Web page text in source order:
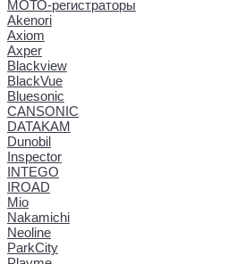
МОТО-регистраторы
Akenori
Axiom
Axper
Blackview
BlackVue
Bluesonic
CANSONIC
DATAKAM
Dunobil
Inspector
INTEGO
IROAD
Mio
Nakamichi
Neoline
ParkCity